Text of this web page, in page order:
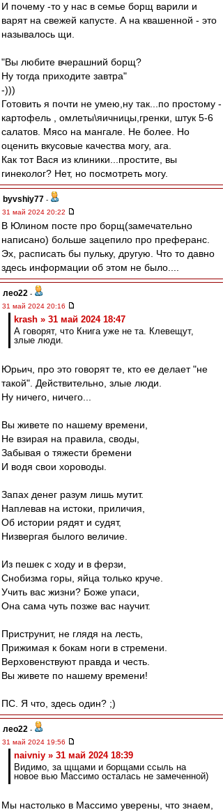
И почему -то у нас в семье борщ варили и
варят на свежей капусте. А на квашенной - это
называлось щи.
"Вы любите вчерашний борщ?
Ну тогда приходите завтра"
-)))
Готовить я почти не умею,ну так...по простому -
картофель , омлеты\яичницы,гренки, штук 5-6
салатов. Мясо на мангале. Не более. Но
оценить вкусовые качества могу, ага.
Как тот Вася из клиники...простите, вы
гинеколог? Нет, но посмотреть могу.
byvshiy77 -
31 май 2024 20:22
В Юлином посте про борщ(замечательно
написано) больше зацепило про преферанс.
Эх, расписать бы пульку, другую. Что то давно
здесь информации об этом не было....
лео22 -
31 май 2024 20:16
krash » 31 май 2024 18:47
А говорят, что Книга уже не та. Клевещут,
злые люди.
Юрьич, про это говорят те, кто ее делает "не
такой". Действительно, злые люди.
Ну ничего, ничего...
Вы живете по нашему времени,
Не взирая на правила, своды,
Забывая о тяжести бремени
И водя свои хороводы.
Запах денег разум лишь мутит.
Наплевав на истоки, приличия,
Об истории рядят и судят,
Низвергая былого величие.
Из пешек с ходу и в ферзи,
Снобизма горы, яйца только круче.
Учить вас жизни? Боже упаси,
Она сама чуть позже вас научит.
Приструнит, не глядя на лесть,
Прижимая к бокам ноги в стремени.
Верховенствуют правда и честь.
Вы живете по нашему времени!
ПС. Я что, здесь один? ;)
лео22 -
31 май 2024 19:56
naivniy » 31 май 2024 18:39
Видимо, за щщами и борщами ссыль на
новое вью Массимо осталась не замеченной)
Мы настолько в Массимо уверены, что знаем,